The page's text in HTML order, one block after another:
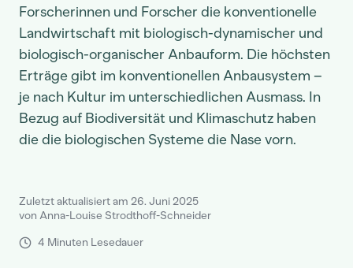
Forscherinnen und Forscher die konventionelle
Landwirtschaft mit biologisch-dynamischer und
biologisch-organischer Anbauform. Die höchsten
Erträge gibt im konventionellen Anbausystem –
je nach Kultur im unterschiedlichen Ausmass. In
Bezug auf Biodiversität und Klimaschutz haben
die die biologischen Systeme die Nase vorn.
Zuletzt aktualisiert am 26. Juni 2025
von Anna-Louise Strodthoff-Schneider
4 Minuten Lesedauer